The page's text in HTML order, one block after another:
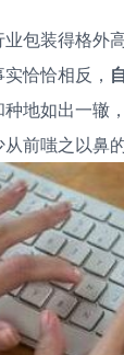
包装得格外高
恰恰相反，
地如出一辙
前嗤之以鼻的